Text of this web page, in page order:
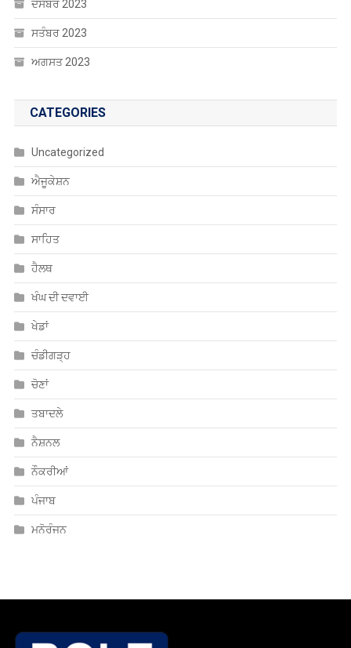
ਐਜੂਕੇਸ਼ਨ
ਸੰਸਾਰ
ਸਾਹਿਤ
ਹੈਲਥ
ਖੰਘ ਦੀ ਦਵਾਈ
ਖੇਡਾਂ
ਚੰਡੀਗੜ੍ਹ
ਚੋਣਾਂ
ਤਬਾਦਲੇ
ਨੈਸ਼ਨਲ
ਨੌਕਰੀਆਂ
ਪੰਜਾਬ
ਮਨੋਰੰਜਨ